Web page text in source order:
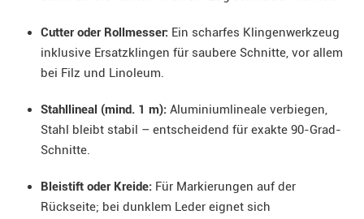
Cutter oder Rollmesser: Ein scharfes Klingenwerkzeug
inklusive Ersatzklingen für saubere Schnitte, vor allem
bei Filz und Linoleum.
Stahllineal (mind. 1 m): Aluminiumlineale verbiegen,
Stahl bleibt stabil – entscheidend für exakte 90-Grad-
Schnitte.
Bleistift oder Kreide: Für Markierungen auf der
Rückseite; bei dunklem Leder eignet sich